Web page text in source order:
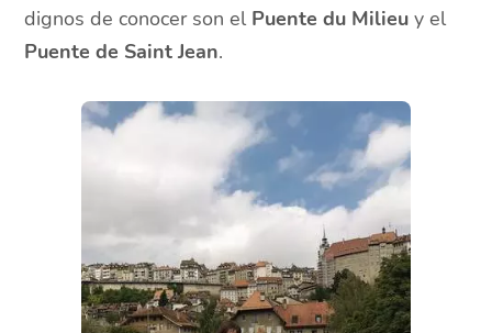
dignos de conocer son el Puente du Milieu y el
Puente de Saint Jean.